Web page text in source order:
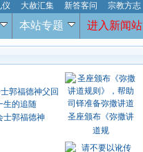
仪 大赦汇集 新答客问 宗教方志
本站专题 进入新闻站
士郭福德神
圣座颁布《弥撒讲
道规